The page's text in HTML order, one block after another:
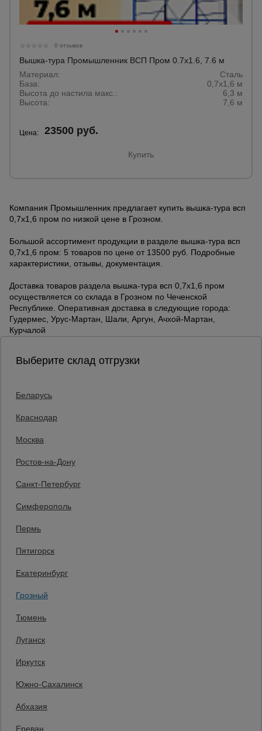
0 отзывов
Вышка-тура Промышленник ВСП Пром 0.7х1.6, 7.6 м
Материал:
Сталь
База:
0,7х1,6 м
Высота до настила макс.:
6,3 м
Высота:
7,6 м
Цена: 23500 руб.
Купить
Компания Промышленник предлагает купить вышка-тура всп
0,7x1,6 пром по низкой цене в Грозном.
Большой ассортимент продукции в разделе вышка-тура всп
0,7x1,6 пром: 5 товаров по цене от 13500 руб. Подробные
характеристики, отзывы, документация.
Доставка товаров раздела вышка-тура всп 0,7x1,6 пром
осуществляется со склада в Грозном по Чеченской
Республике. Оперативная доставка в следующие города:
Гудермес, Урус-Мартан, Шали, Аргун, Ачхой-Мартан,
Курчалой
Выберите склад отгрузки
Беларусь
Краснодар
Москва
Ростов-на-Дону
Санкт-Петербург
Симферополь
Пермь
Пятигорск
Екатеринбург
Грозный
Тюмень
Луганск
Иркутск
Южно-Сахалинск
Абхазия
Ереван
О компании
Франшиза
Контакты
Защитные конструкции
Заказать звонок
бесплатно по России
+7 (938) 992-1-992
Заказать звонок
Пн-Пт: с 9:00 до 17:30,
Мы в социальных сетях: